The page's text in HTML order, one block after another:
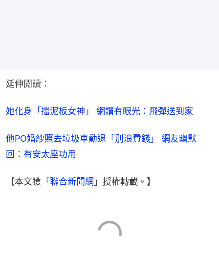
延伸閱讀：
她化身「擋泥板女神」 網讚有眼光：飛彈送到家
他PO婚紗照丟垃圾車勸退「別浪費錢」 網友幽默
回：有安太座功用
【本文獲「聯合新聞網 」授權轉載。】